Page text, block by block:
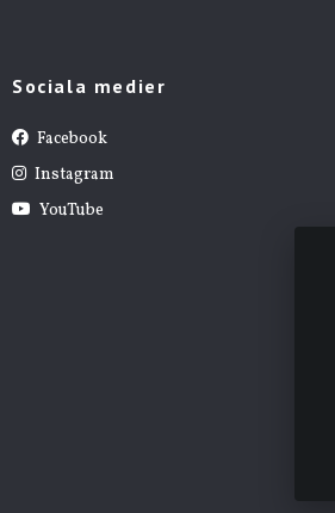
Sociala medier
Facebook
Instagram
YouTube